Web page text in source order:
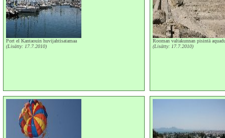
Port el Kantaouin huvijahtisatamaa
(Lisätty: 17.7.2010)
Rooman valtakunnan pisintä
(Lisätty: 17.7.2010)